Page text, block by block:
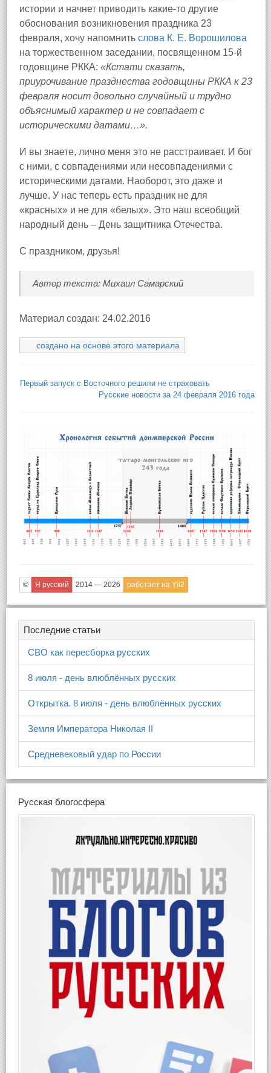
истории и начнет приводить какие-то другие
обоснования возникновения праздника 23
февраля, хочу напомнить слова К. Е. Ворошилова
на торжественном заседании, посвященном 15-й
годовщине РККА: «Кстати сказать,
приурочивание празднества годовщины РККА к 23
февраля носит довольно случайный и трудно
объяснимый характер и не совпадает с
историческими датами…».
И вы знаете, лично меня это не расстраивает. И бог
с ними, с совпадениями или несовпадениями с
историческими датами. Наоборот, это даже и
лучше. У нас теперь есть праздник не для
«красных» и не для «белых». Это наш всеобщий
народный день – День защитника Отечества.
С праздником, друзья!
Автор текста: Михаил Самарский
Материал создан: 24.02.2016
создано на основе этого материала
Первый запуск с Восточного решили не страховать
Русские новости за 24 февраля 2016 года
© Я русский 2014 — 2026 работает на Yii2
Последние статьи
СВО как пересборка русских
8 июля - день влюблённых русских
Открытка. 8 июля - день влюблённых русских
Земля Императора Николая II
Средневековый удар по России
Русская блогосфера